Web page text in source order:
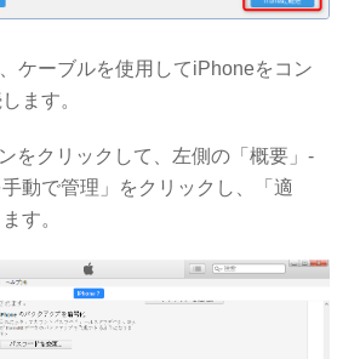
ケーブルを使用してiPhoneをコン
ます。
をクリックして、左側の「概要」-
手動で管理」をクリックし、「適
す。